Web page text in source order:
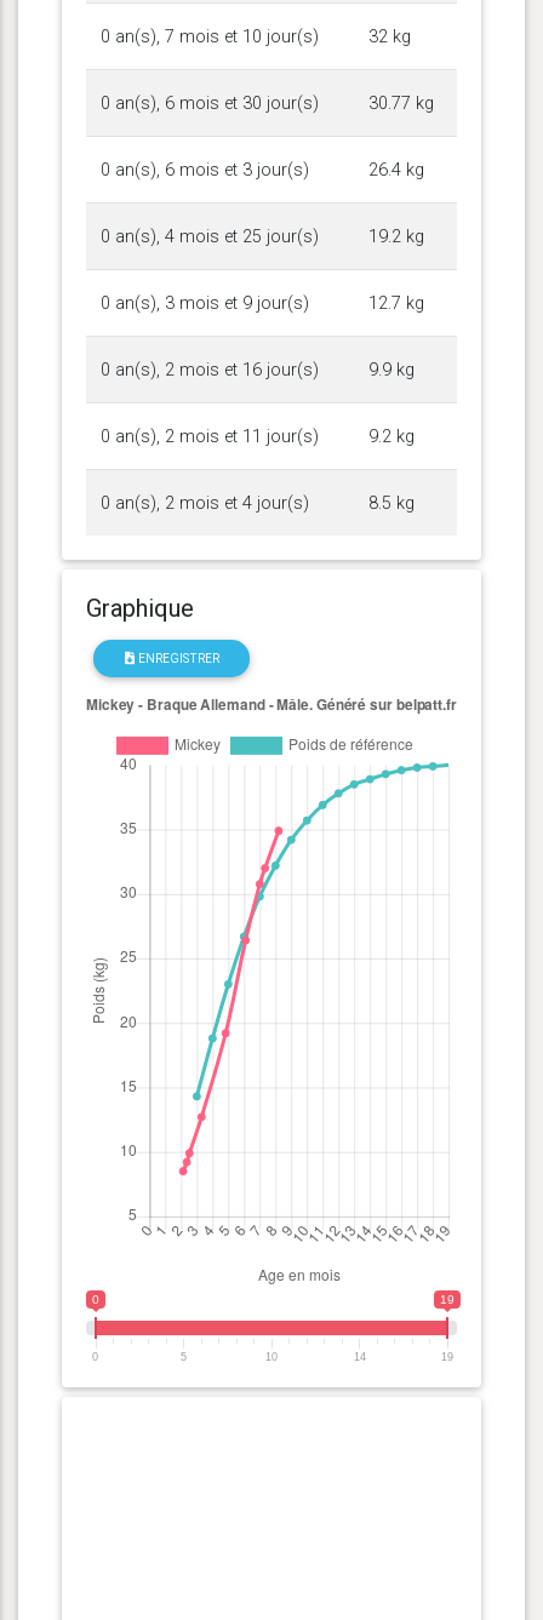
0 an(s), 7 mois et 10 jour(s) 32 kg
0 an(s), 6 mois et 30 jour(s) 30.77 kg
0 an(s), 6 mois et 3 jour(s) 26.4 kg
0 an(s), 4 mois et 25 jour(s) 19.2 kg
0 an(s), 3 mois et 9 jour(s) 12.7 kg
0 an(s), 2 mois et 16 jour(s) 9.9 kg
0 an(s), 2 mois et 11 jour(s) 9.2 kg
0 an(s), 2 mois et 4 jour(s) 8.5 kg
Graphique
ENREGISTRER
0 19
0 5 10 14 19